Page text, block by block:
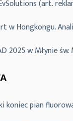
(art.
w Hongkongu.
2025 w Młynie
koniec pian